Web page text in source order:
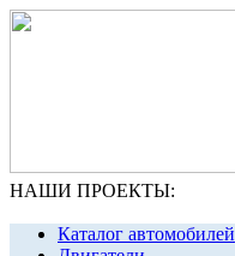
НАШИ ПРОЕКТЫ:
Каталог автомобилей